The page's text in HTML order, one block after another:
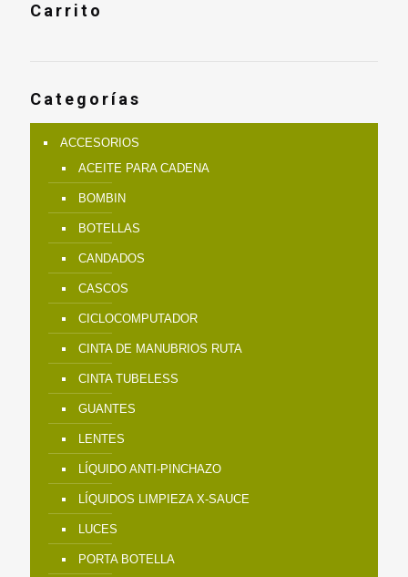
Carrito
Categorías
ACCESORIOS
ACEITE PARA CADENA
BOMBIN
BOTELLAS
CANDADOS
CASCOS
CICLOCOMPUTADOR
CINTA DE MANUBRIOS RUTA
CINTA TUBELESS
GUANTES
LENTES
LÍQUIDO ANTI-PINCHAZO
LÍQUIDOS LIMPIEZA X-SAUCE
LUCES
PORTA BOTELLA